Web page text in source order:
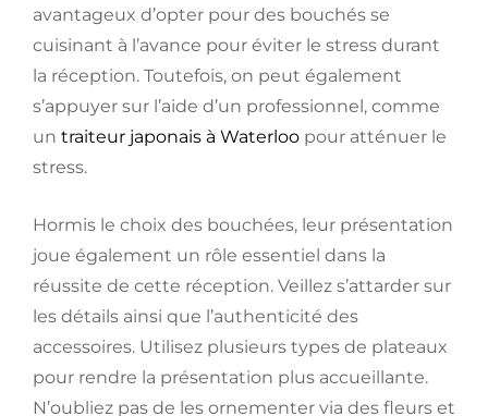
avantageux d’opter pour des bouchés se
cuisinant à l’avance pour éviter le stress durant
la réception. Toutefois, on peut également
s’appuyer sur l’aide d’un professionnel, comme
un traiteur japonais à Waterloo pour atténuer le
stress.
Hormis le choix des bouchées, leur présentation
joue également un rôle essentiel dans la
réussite de cette réception. Veillez s’attarder sur
les détails ainsi que l’authenticité des
accessoires. Utilisez plusieurs types de plateaux
pour rendre la présentation plus accueillante.
N’oubliez pas de les ornementer via des fleurs et